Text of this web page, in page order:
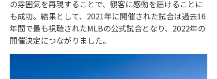
の雰囲気を再現することで、観客に感動を届けることに
も成功。結果として、2021年に開催された試合は過去16
年間で最も視聴されたMLBの公式試合となり、2022年の
開催決定につながりました。